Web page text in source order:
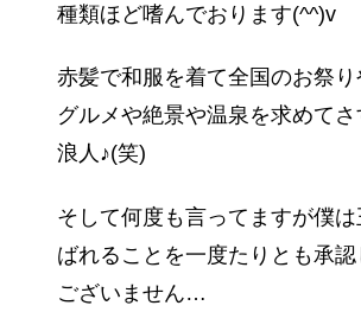
種類ほど嗜んでおります(^^)v
赤髪で和服を着て全国のお祭
グルメや絶景や温泉を求めて
浪人♪(笑)
そして何度も言ってますが僕
ばれることを一度たりとも承
ございません…